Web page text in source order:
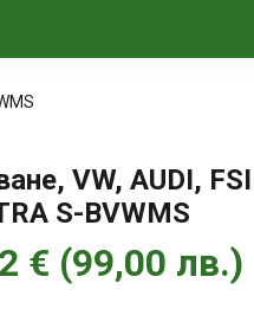
VW, AUDI, FSI
S-BVWMS
€ (99,00 лв.)